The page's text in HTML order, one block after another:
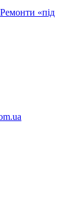
Ремонти «під